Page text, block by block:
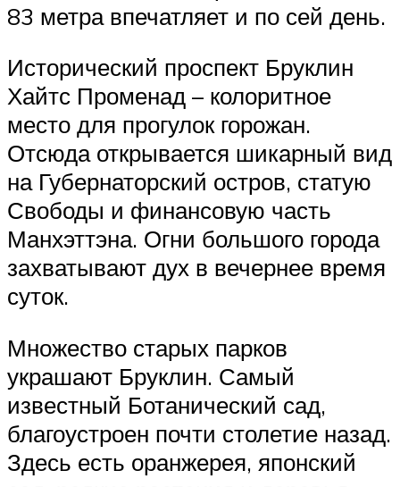
83 метра впечатляет и по сей день.
Исторический проспект Бруклин
Хайтс Променад – колоритное
место для прогулок горожан.
Отсюда открывается шикарный вид
на Губернаторский остров, статую
Свободы и финансовую часть
Манхэттэна. Огни большого города
захватывают дух в вечернее время
суток.
Множество старых парков
украшают Бруклин. Самый
известный Ботанический сад,
благоустроен почти столетие назад.
Здесь есть оранжерея, японский